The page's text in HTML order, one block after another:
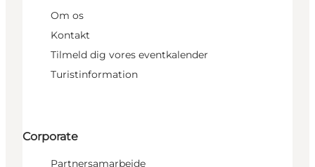
Om os
Kontakt
Tilmeld dig vores eventkalender
Turistinformation
Corporate
Partnersamarbejde